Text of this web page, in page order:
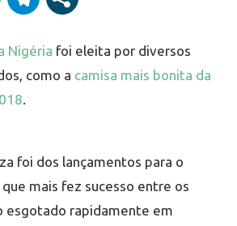
Nigéria foi eleita por diversos
como a camisa mais bonita da
.
foi dos lançamentos para o
que mais fez sucesso entre os
esgotado rapidamente em